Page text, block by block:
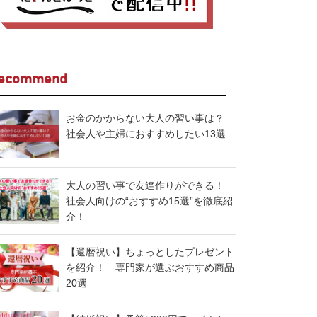
お金のかからない大人の習い事は？
社会人や主婦におすすめしたい13選
大人の習い事で友達作りができる！
社会人向けの“おすすめ15選”を徹底紹
介！
【還暦祝い】ちょっとしたプレゼント
を紹介！ 専門家が選ぶおすすめ商品
20選